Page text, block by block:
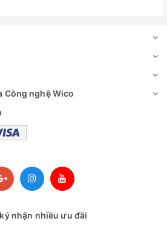
Công nghệ Wico
nhận nhiều ưu đãi